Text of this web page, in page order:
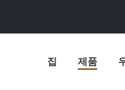
집 제품